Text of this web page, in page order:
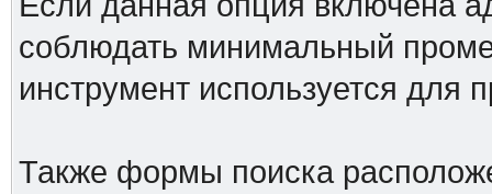
соблюдать минимальный
инструмент используется
Также формы поиска